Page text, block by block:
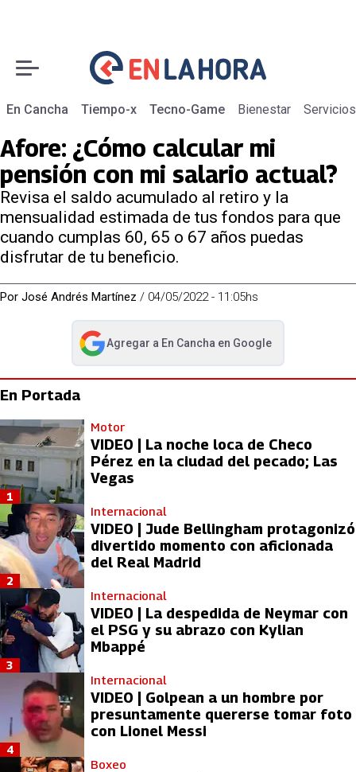
En Cancha Tiempo-x Tecno-Game Bienestar Servicios
Afore: ¿Cómo calcular mi
pensión con mi salario actual?
Revisa el saldo acumulado al retiro y la
mensualidad estimada de tus fondos para que
cuando cumplas 60, 65 o 67 años puedas
disfrutar de tu beneficio.
Por José Andrés Martínez / 04/05/2022 - 11:05hs
Agregar a En Cancha en Google
abre en nueva pestaña
En Portada
Motor
VIDEO | La noche loca de Checo
Pérez en la ciudad del pecado; Las
Vegas
1
Internacional
VIDEO | Jude Bellingham protagonizó
divertido momento con aficionada
del Real Madrid
2
Internacional
VIDEO | La despedida de Neymar con
el PSG y su abrazo con Kylian
Mbappé
3
Internacional
VIDEO | Golpean a un hombre por
presuntamente quererse tomar foto
con Lionel Messi
4
Boxeo